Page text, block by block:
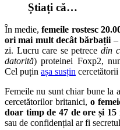
Știați că…
În medie,femeile rostesc
ori mai mult decât bărbații –
zi. Lucru care se petrecedin
datorită) proteinei Foxp2,
Cel puțin așa susțin
Femeile nu sunt chiar bune la
cercetătorilor britanici,o
doar timp de 47 de ore și 15
sau de confidențial ar fi